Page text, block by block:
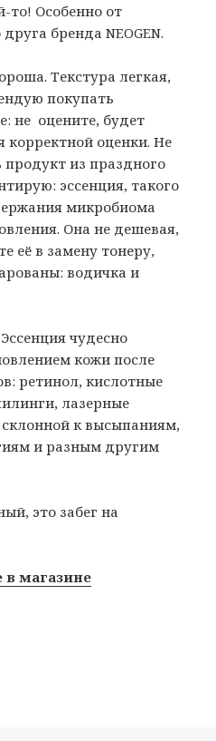
то! Особенно от
бренда NEOGEN.
Текстура легкая,
покупать
не оцените, будет
корректной оценки. Не
из праздного
эссенция, такого
микробиома
Она не дешевая,
её в замену тонеру,
водичка и
чудесно
кожи после
ретинол, кислотные
лазерные
к высыпаниям,
и разным другим
это забег на
в магазине